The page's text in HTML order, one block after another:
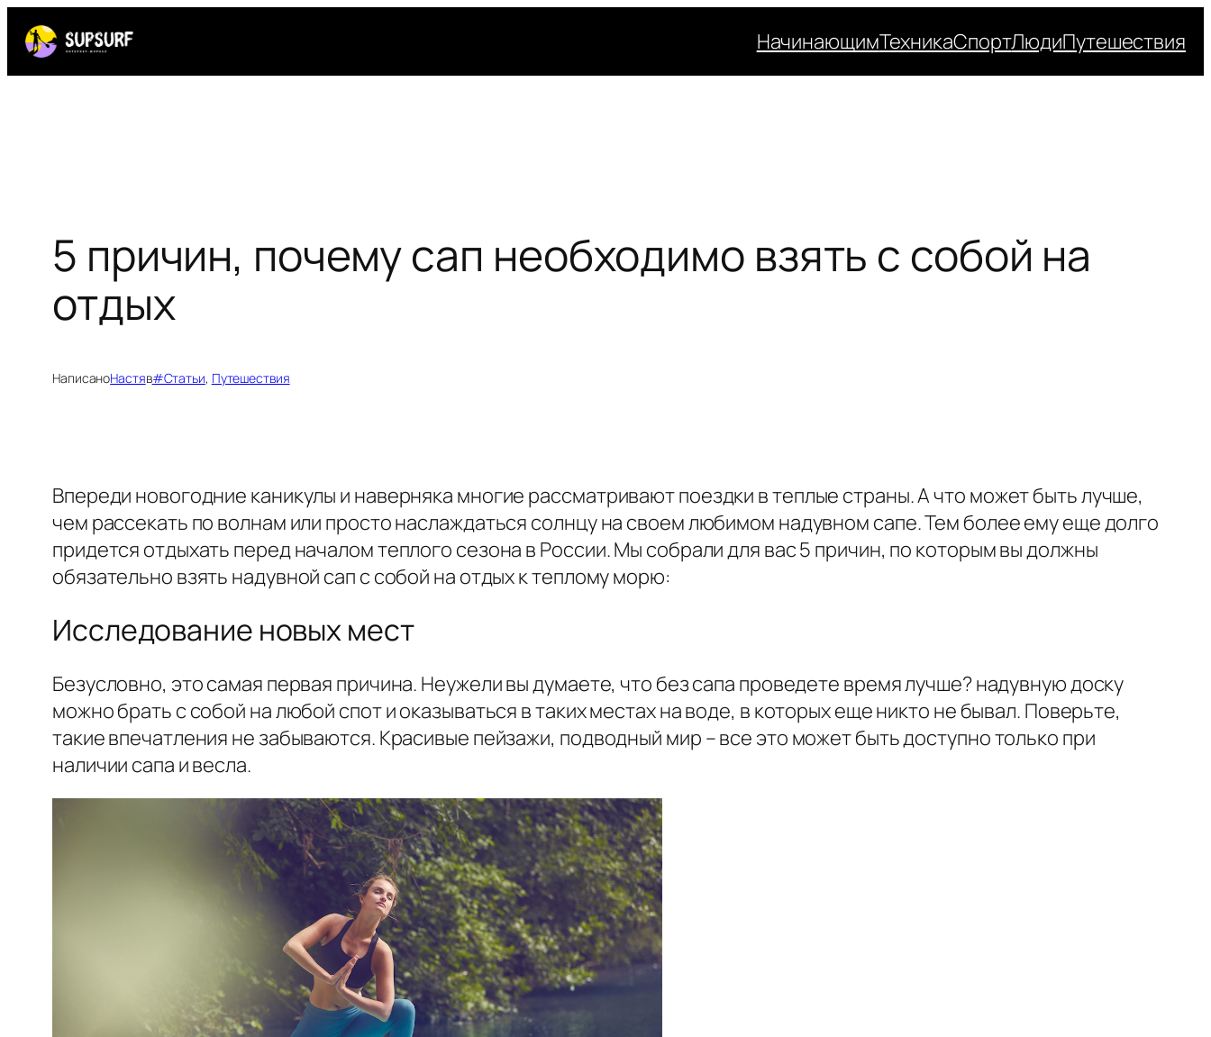
Перейти
содержимому
НачинающимТехникаСпортЛюдиПутешествия
5 причин, почему сап необходимо взять с собой на
отдых
НаписаноНастяв#Статьи, Путешествия
Впереди новогодние каникулы и наверняка многие рассматривают поездки в теплые страны. А что может быть лучше,
чем рассекать по волнам или просто наслаждаться солнцу на своем любимом надувном сапе. Тем более ему еще долго
придется отдыхать перед началом теплого сезона в России. Мы собрали для вас 5 причин, по которым вы должны
обязательно взять надувной сап с собой на отдых к теплому морю:
Исследование новых мест
Безусловно, это самая первая причина. Неужели вы думаете, что без сапа проведете время лучше? надувную доску
можно брать с собой на любой спот и оказываться в таких местах на воде, в которых еще никто не бывал. Поверьте,
такие впечатления не забываются. Красивые пейзажи, подводный мир – все это может быть доступно только при
наличии сапа и весла.